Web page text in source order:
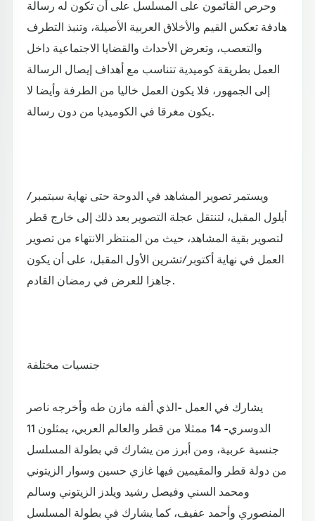
وحرص القائمون على المسلسل على أن تكون له رسالة
هادفة تعكس القيم والأخلاق العربية الأصيلة، وتنبذ التطرف
والتعصب، وتعرض الأحداث والقضايا الاجتماعية داخل
العمل بطريقة كوميدية تتناسب مع أهداف إيصال الرسالة
إلى الجمهور، فلا يكون العمل خاليا من الطرفة وأيضا لا
يكون مغرقا في الكوميديا من دون رسالة.
ويستمر تصوير المشاهد في الدوحة حتى نهاية سبتمبر/
أيلول المقبل، لتنتقل عجلة التصوير بعد ذلك إلى خارج قطر
لتصوير بقية المشاهد، حيث من المنتظر الانتهاء من تصوير
العمل في نهاية أكتوبر/تشرين الأول المقبل، على أن يكون
جاهزا للعرض في رمضان القادم.
جنسيات مختلفة
يشارك في العمل -الذي ألفه مازن طه وأخرجه ناصر
الدوسري- 14 ممثلا من قطر والعالم العربي، يمثلون 11
جنسية عربية، ومن أبرز من يشارك في بطولة المسلسل
من دولة قطر والمقيمين فيها غازي حسين وسوار الزيتوني
ومحمد السني وفيصل رشيد ويلدز الزيتوني وسالم
المنصوري وأحمد عفيف، كما يشارك في بطولة المسلسل